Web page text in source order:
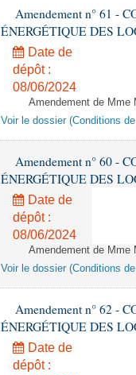
Amendement n° 61 -
ÉNERGÉTIQUE DES
Date de
dépôt :
08/06/2024
Amendement de Mme
Voir le dossier (Conditions
Amendement n° 60 -
ÉNERGÉTIQUE DES
Date de
dépôt :
08/06/2024
Amendement de Mme
Voir le dossier (Conditions
Amendement n° 62 -
ÉNERGÉTIQUE DES
Date de
dépôt :